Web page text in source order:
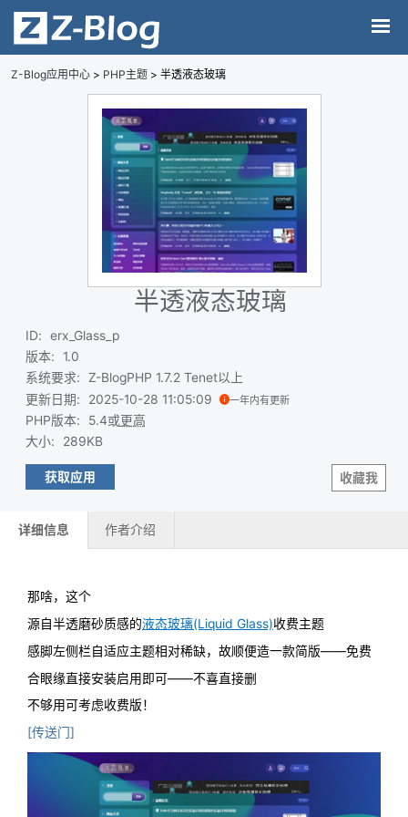
Z-Blog应用中心 > PHP主题 > 半透液态玻璃
半透液态玻璃
ID:
erx_Glass_p
版本:
1.0
系统要求:
Z-BlogPHP 1.7.2 Tenet以上
更新日期: 2025-10-28 11:05:09 一年内有更新
PHP版本: 5.4或更高
大小: 289KB
收藏我
获取应用
详细信息 作者介绍
那啥，这个
源自半透磨砂质感的液态玻璃(Liquid Glass)收费主题
感脚左侧栏自适应主题相对稀缺，故顺便造一款简版——免费
合眼缘直接安装启用即可——不喜直接删
不够用可考虑收费版！
[传送门]